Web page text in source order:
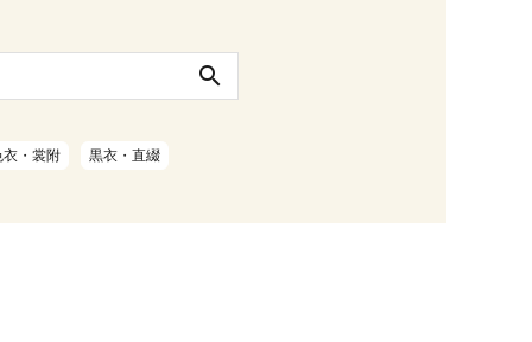
search
衣・裳附 黒衣・直綴